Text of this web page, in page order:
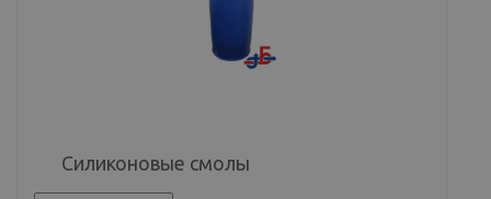
Силиконовые смолы